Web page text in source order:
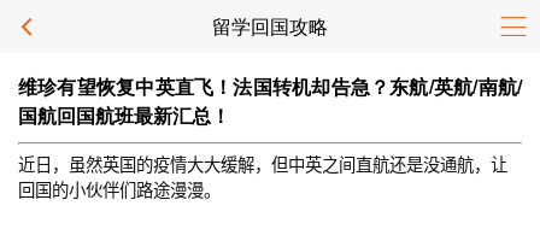
留学回国攻略
维珍有望恢复中英直飞！法国转机却告急？东航/英航/南航/
国航回国航班最新汇总！
近日，虽然英国的疫情大大缓解，但中英之间直航还是没通航，让
回国的小伙伴们路途漫漫。